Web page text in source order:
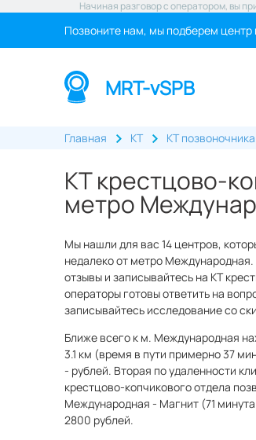
Начиная разговор с оператором, вы
Позвоните нам, мы подберем
MRT-vSPB
Главная КТ КТ позвоночника
КТ крестцово-
метро
Мы нашли для вас 14 центров,
недалеко от метро
отзывы и записывайтесь на КТ
операторы готовы ответить на
записывайтесь исследование со
Ближе всего к м. Международная
3.1 км (время в пути примерно 37
- рублей. Вторая по удаленности
крестцово-копчикового отдела
Международная - Магнит (71
2800 рублей.